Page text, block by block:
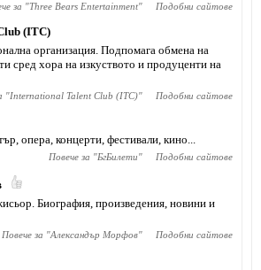
за "Тhree Bears Entertainment" Подобни сайтове
(ITC)
организация. Подпомага обмена на
сред хора на изкуството и продуценти на
"International Talent Club (ITC)" Подобни сайтове
опера, концерти, фестивали, кино...
Повече за "БгБилети" Подобни сайтове
Биография, произведения, новини и
Повече за "Александър Морфов" Подобни сайтове